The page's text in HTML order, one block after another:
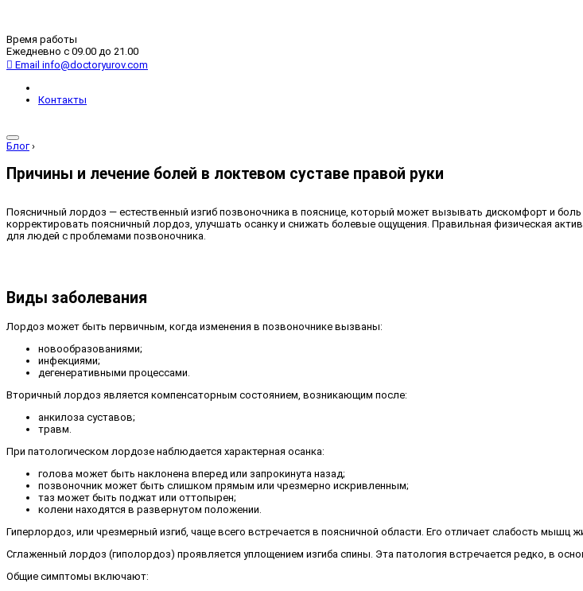
Время работы
Ежедневно с 09.00 до 21.00
Email info@doctoryurov.com
Контакты
Блог ›
Причины и лечение болей в локтевом суставе правой руки
Поясничный лордоз — естественный изгиб позвоночника в пояснице, который может вызывать дискомфорт и
корректировать поясничный лордоз, улучшать осанку и снижать болевые ощущения. Правильная физическая
для людей с проблемами позвоночника.
Виды заболевания
Лордоз может быть первичным, когда изменения в позвоночнике вызваны:
новообразованиями;
инфекциями;
дегенеративными процессами.
Вторичный лордоз является компенсаторным состоянием, возникающим после:
анкилоза суставов;
травм.
При патологическом лордозе наблюдается характерная осанка:
голова может быть наклонена вперед или запрокинута назад;
позвоночник может быть слишком прямым или чрезмерно искривленным;
таз может быть поджат или оттопырен;
колени находятся в развернутом положении.
Гиперлордоз, или чрезмерный изгиб, чаще всего встречается в поясничной области. Его отличает слабость
Сглаженный лордоз (гиполордоз) проявляется уплощением изгиба спины. Эта патология встречается редко, в
Общие симптомы включают: